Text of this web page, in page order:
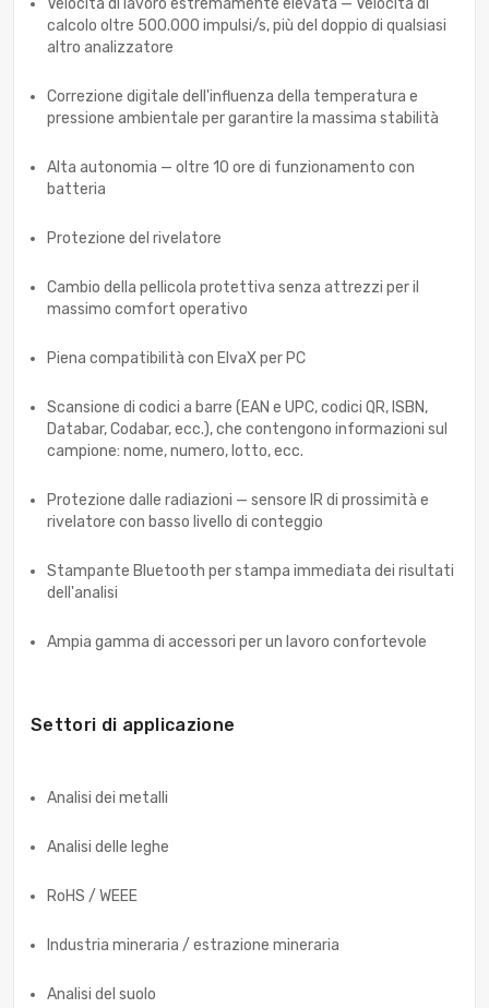
calcolo oltre 500.000 impulsi/s, più del doppio di qualsiasi
altro analizzatore
Correzione digitale dell'influenza della temperatura e
pressione ambientale per garantire la massima stabilità
Alta autonomia — oltre 10 ore di funzionamento con
batteria
Protezione del rivelatore
Cambio della pellicola protettiva senza attrezzi per il
massimo comfort operativo
Piena compatibilità con ElvaX per PC
Scansione di codici a barre (EAN e UPC, codici QR, ISBN,
Databar, Codabar, ecc.), che contengono informazioni sul
campione: nome, numero, lotto, ecc.
Protezione dalle radiazioni — sensore IR di prossimità e
rivelatore con basso livello di conteggio
Stampante Bluetooth per stampa immediata dei risultati
dell'analisi
Ampia gamma di accessori per un lavoro confortevole
Settori di applicazione
Analisi dei metalli
Analisi delle leghe
RoHS / WEEE
Industria mineraria / estrazione mineraria
Analisi del suolo